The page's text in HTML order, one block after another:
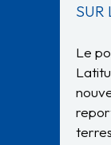
SUR
Le